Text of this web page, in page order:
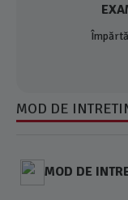
MOD DE
MOD DE